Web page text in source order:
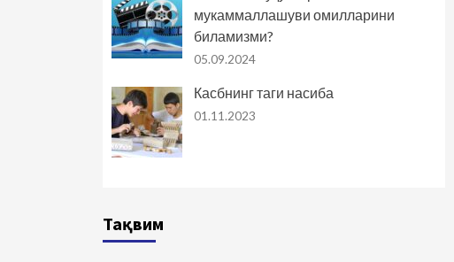
мукаммаллашуви омилларини
биламизми?
05.09.2024
Касбнинг таги насиба
01.11.2023
Тақвим